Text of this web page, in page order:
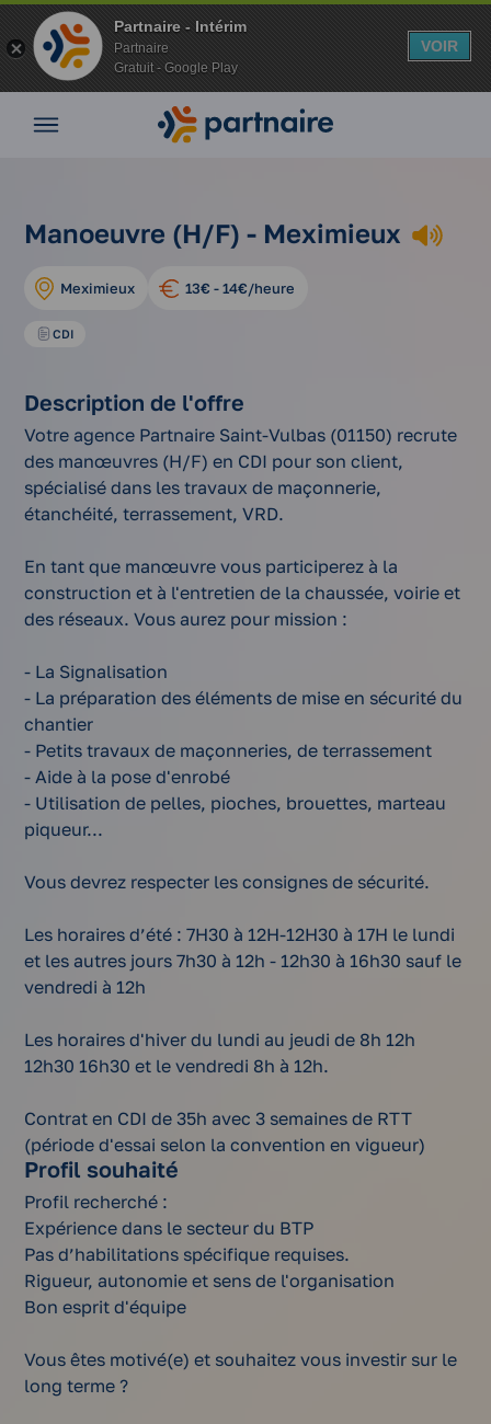
Partnaire - Intérim
Partnaire
Gratuit - Google Play
VOIR
Nos
Vos
avantages
Nos
conseils
Espace
compte
Accueiloffres
manoeuvre
(h/f)
Manoeuvre (H/F) - Meximieux
Meximieux 13€ - 14€/heure
CDI
Description de l'offre
Votre agence Partnaire Saint-Vulbas (01150) recrute
des manœuvres (H/F) en CDI pour son client,
spécialisé dans les travaux de maçonnerie,
étanchéité, terrassement, VRD.
En tant que manœuvre vous participerez à la
construction et à l'entretien de la chaussée, voirie et
des réseaux. Vous aurez pour mission :
- La Signalisation
- La préparation des éléments de mise en sécurité du
chantier
- Petits travaux de maçonneries, de terrassement
- Aide à la pose d'enrobé
- Utilisation de pelles, pioches, brouettes, marteau
piqueur...
Vous devrez respecter les consignes de sécurité.
Les horaires d’été : 7H30 à 12H-12H30 à 17H le lundi
et les autres jours 7h30 à 12h - 12h30 à 16h30 sauf le
vendredi à 12h
Les horaires d'hiver du lundi au jeudi de 8h 12h
12h30 16h30 et le vendredi 8h à 12h.
Contrat en CDI de 35h avec 3 semaines de RTT
(période d'essai selon la convention en vigueur)
Profil souhaité
Profil recherché :
Expérience dans le secteur du BTP
Pas d’habilitations spécifique requises.
Rigueur, autonomie et sens de l'organisation
Bon esprit d'équipe
Vous êtes motivé(e) et souhaitez vous investir sur le
long terme ?